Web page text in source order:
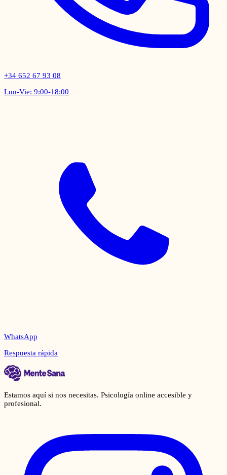
+34 652 67 93 08
Lun-Vie: 9:00-18:00
WhatsApp
Respuesta rápida
Estamos aquí si nos necesitas. Psicología online accesible y
profesional.